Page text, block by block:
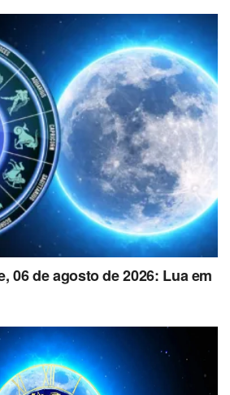
06 de agosto de 2026: Lua em